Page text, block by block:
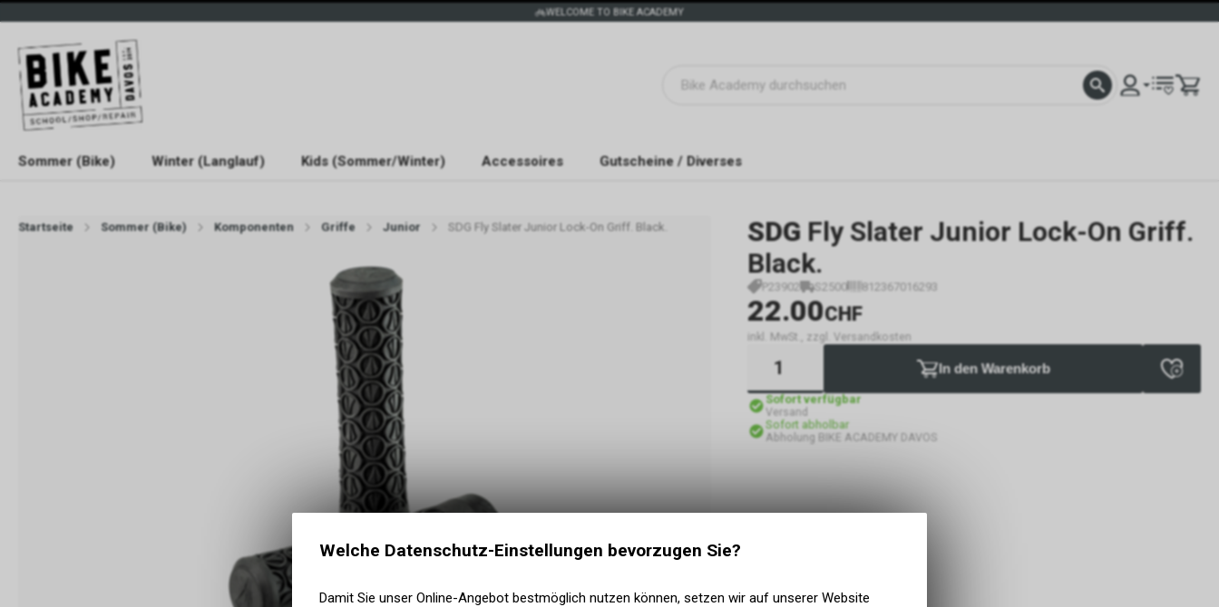
WELCOME TO BIKE ACADEMY
Sommer (Bike) Winter (Langlauf) Kids (Sommer/Winter) Accessoires Gutscheine / Diverses
Startseite Sommer (Bike) Komponenten Griffe Junior SDG Fly Slater Junior Lock-On Griff. Black. SDG Fly Slater Junior Lock-On Griff.
Black.
P23902 S2500 812367016293
22.00CHF
inkl. MwSt., zzgl. Versandkosten
In den Warenkorb
Sofort verfügbar
Versand
Sofort abholbar
Abholung BIKE ACADEMY DAVOS
Welche Datenschutz-Einstellungen bevorzugen Sie?
Damit Sie unser Online-Angebot bestmöglich nutzen können, setzen wir auf unserer Website